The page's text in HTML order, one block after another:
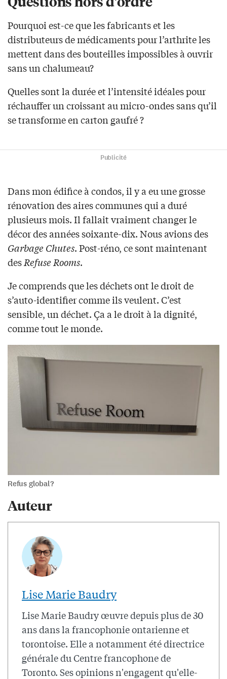
Pourquoi est-ce que les fabricants et les
distributeurs de médicaments pour l’arthrite les
mettent dans des bouteilles impossibles à ouvrir
sans un chalumeau?
Quelles sont la durée et l’intensité idéales pour
réchauffer un croissant au micro-ondes sans qu’il
se transforme en carton gaufré ?
Publicité
Dans mon édifice à condos, il y a eu une grosse
rénovation des aires communes qui a duré
plusieurs mois. Il fallait vraiment changer le
décor des années soixante-dix. Nous avions des
Garbage Chutes. Post-réno, ce sont maintenant
desRefuse Rooms.
Je comprends que les déchets ont le droit de
s’auto-identifier comme ils veulent. C’est
sensible, un déchet. Ça a le droit à la dignité,
comme tout le monde.
Refus global?
Auteur
Lise Marie Baudry
Lise Marie Baudry œuvre depuis plus de 30
ans dans la francophonie ontarienne et
torontoise. Elle a notamment été directrice
générale du Centre francophone de
Toronto. Ses opinions n'engagent qu'elle-